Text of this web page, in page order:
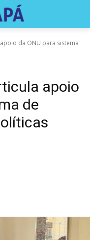
da ONU para sistema
apoio
de